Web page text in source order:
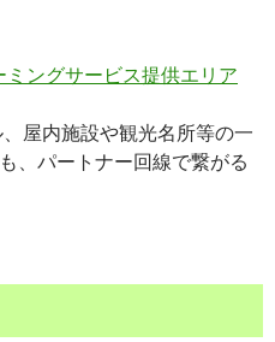
ングサービス提供エリア
屋内施設や観光名所等の一
、パートナー回線で繋がる